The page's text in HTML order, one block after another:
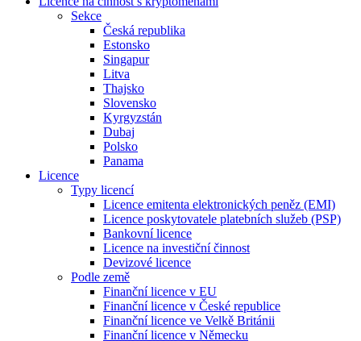
Sekce
Česká republika
Estonsko
Singapur
Litva
Thajsko
Slovensko
Kyrgyzstán
Dubaj
Polsko
Panama
Licence
Typy licencí
Licence emitenta elektronických peněz (EMI)
Licence poskytovatele platebních služeb (PSP)
Bankovní licence
Licence na investiční činnost
Devizové licence
Podle země
Finanční licence v EU
Finanční licence v České republice
Finanční licence ve Velkě Británii
Finanční licence v Německu